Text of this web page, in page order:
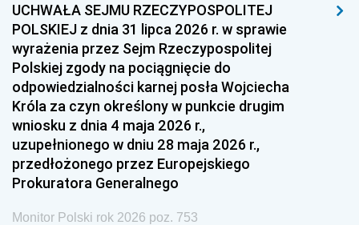
1996 1995 1994
1993 1992 1991
1990 1989
1987 1986 1985
1984 1983
1981 1980 1979
1978 1977
1975 1974
UCHWAŁA SEJMU RZECZYPOSPOLITEJ
POLSKIEJ z dnia 31 lipca 2026 r. w sprawie
wyrażenia przez Sejm Rzeczypospolitej
Polskiej zgody na pociągnięcie do
odpowiedzialności karnej posła Wojciecha
Króla za czyn określony w punkcie drugim
wniosku z dnia 4 maja 2026 r.,
uzupełnionego w dniu 28 maja 2026 r.,
przedłożonego przez Europejskiego
Prokuratora Generalnego
Monitor Polski rok 2026 poz. 753